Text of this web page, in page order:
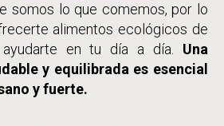
somos lo que comemos, por lo
alimentos ecológicos de
en tu día a día. Una
y equilibrada es esencial
y fuerte.